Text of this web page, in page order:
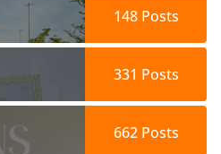
148Posts
331 Posts
662Posts